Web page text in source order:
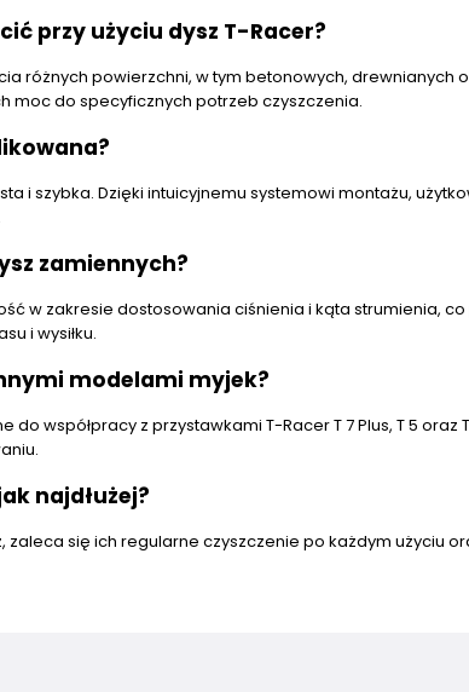
przy użyciu dysz T-Racer?
różnych powierzchni, w tym betonowych, drewnianych
moc do specyficznych potrzeb czyszczenia.
i szybka. Dzięki intuicyjnemu systemowi montażu,
zamiennych?
w zakresie dostosowania ciśnienia i kąta strumienia,
i wysiłku.
modelami myjek?
do współpracy z przystawkami T-Racer T 7 Plus, T 5
najdłużej?
zaleca się ich regularne czyszczenie po każdym użyciu